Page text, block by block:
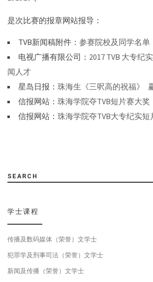
是次比赛的报章网站报导：
TVB新闻稿附件：参赛院校及同学名单
电视广播有限公司： 2017 TVB 大专纪
闻人才
星岛日报：珠海生《三呎高的祝福》
信报网站：珠海学院夺TVB短片赛大奖
信报网站：珠海学院夺TVB大专纪实
SEARCH
学士课程
传播及数码媒体（荣誉）文学士
犯罪学及刑事司法（荣誉）文学士
新闻及传播（荣誉）文学士